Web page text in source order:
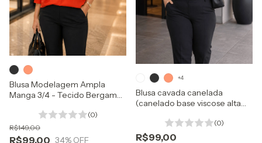
Blusa Modelagem Ampla
Manga 3/4 - Tecido Bergamo
(0)
R$99,00
R$149,00
34% OFF
Blusa cavada canelada
(canelado base viscose alta
(0)
R$99,00
+4